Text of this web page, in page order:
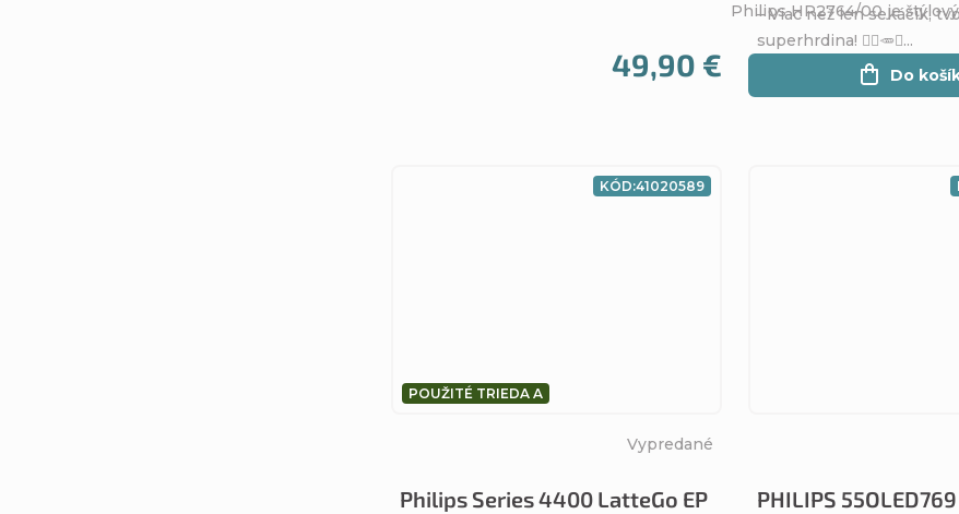
49,90 €
Philips HR2764/00 je štýlový
Do
– Viac než len sekáčik,
superhrdina! 🦸‍♀️🥕✨...
POUŽITÉ TRIEDA A
Philips Series 4400 LatteGo EP
Vypredané
KÓD:41020589
PHILIPS